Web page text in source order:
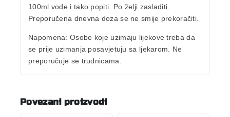
100ml vode i tako popiti. Po želji zasladiti.
Preporučena dnevna doza se ne smije prekoračiti.
Napomena: Osobe koje uzimaju lijekove treba da
se prije uzimanja posavjetuju sa ljekarom. Ne
preporučuje se trudnicama.
Povezani proizvodi